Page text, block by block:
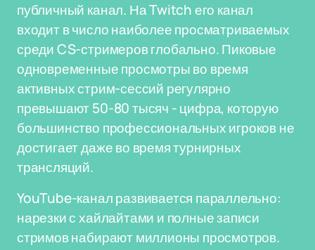
публичный канал. На Twitch его канал
входит в число наиболее просматриваемых
среди CS-стримеров глобально. Пиковые
одновременные просмотры во время
активных стрим-сессий регулярно
превышают 50-80 тысяч - цифра, которую
большинство профессиональных игроков не
достигает даже во время турнирных
трансляций.
YouTube-канал развивается параллельно:
нарезки с хайлайтами и полные записи
стримов набирают миллионы просмотров.